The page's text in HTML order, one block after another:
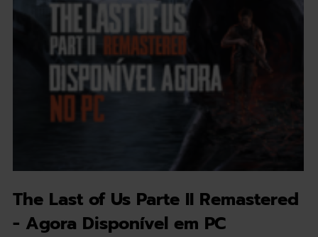
The Last of Us Parte II Remastered
- Agora Disponível em PC